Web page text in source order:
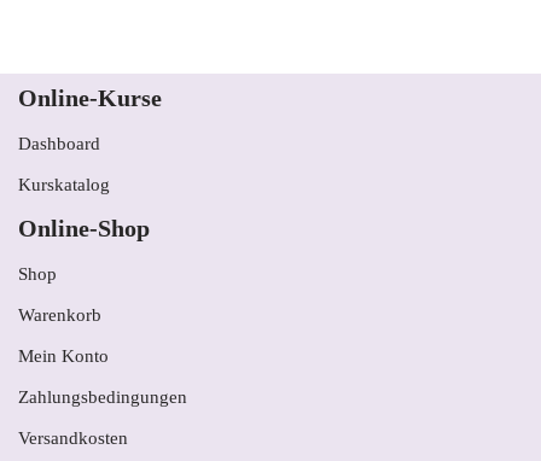
Online-Kurse
Dashboard
Kurskatalog
Online-Shop
Shop
Warenkorb
Mein Konto
Zahlungsbedingungen
Versandkosten